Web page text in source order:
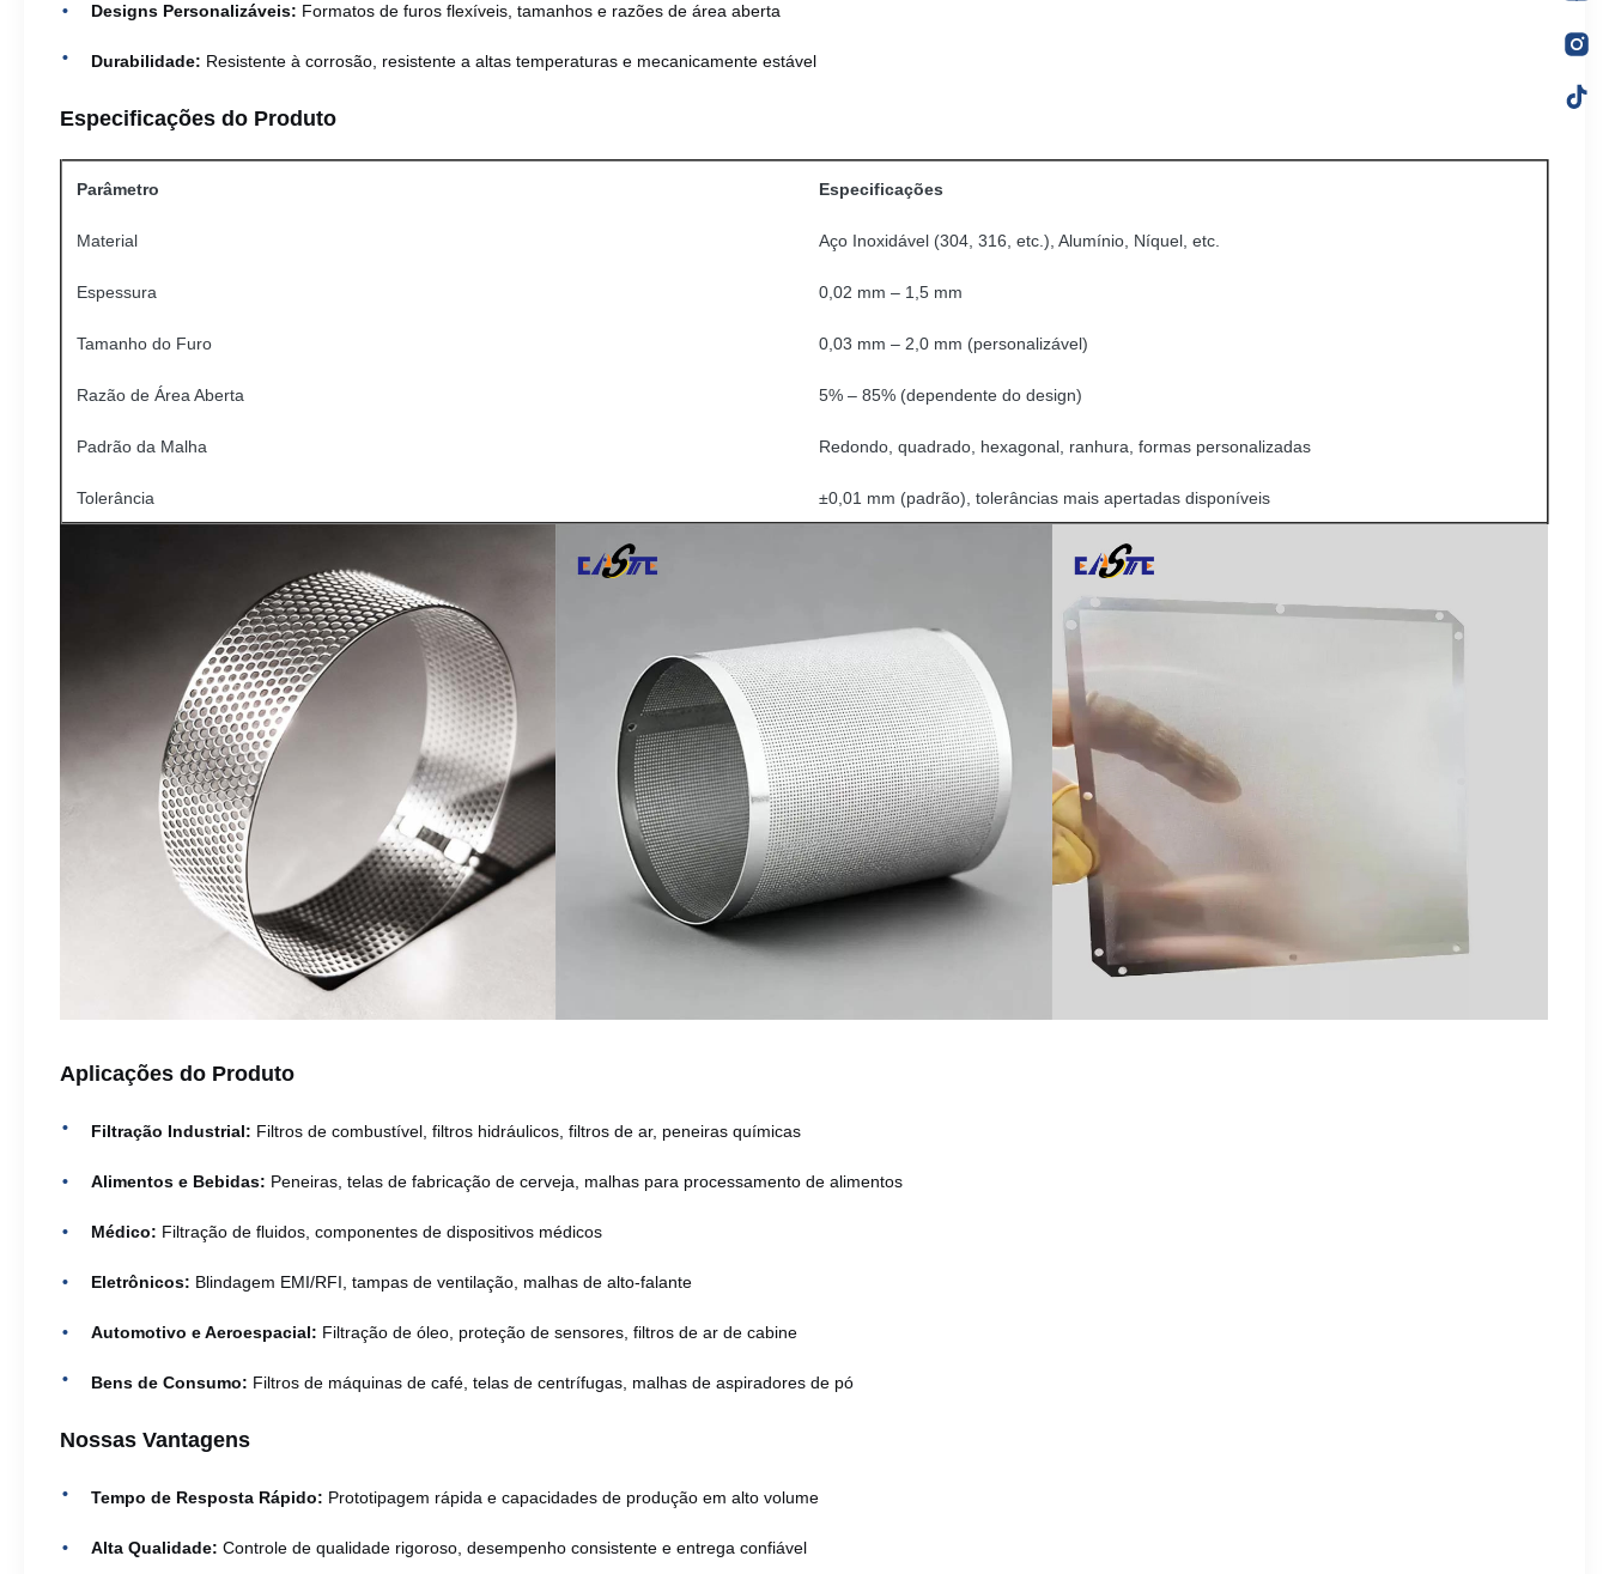
Designs Personalizáveis: Formatos de furos flexíveis, tamanhos e razões de área aberta
Durabilidade: Resistente à corrosão, resistente a altas temperaturas e mecanicamente estável
Especificações do Produto
Parâmetro Especificações
Material Aço Inoxidável (304, 316, etc.), Alumínio, Níquel, etc.
Espessura 0,02 mm – 1,5 mm
Tamanho do Furo 0,03 mm – 2,0 mm (personalizável)
Razão de Área Aberta 5% – 85% (dependente do design)
Padrão da Malha Redondo, quadrado, hexagonal, ranhura, formas personalizadas
Tolerância ±0,01 mm (padrão), tolerâncias mais apertadas disponíveis
Aplicações do Produto
Filtração Industrial: Filtros de combustível, filtros hidráulicos, filtros de ar, peneiras químicas
Alimentos e Bebidas: Peneiras, telas de fabricação de cerveja, malhas para processamento de alimentos
Médico: Filtração de fluidos, componentes de dispositivos médicos
Eletrônicos: Blindagem EMI/RFI, tampas de ventilação, malhas de alto-falante
Automotivo e Aeroespacial: Filtração de óleo, proteção de sensores, filtros de ar de cabine
Bens de Consumo: Filtros de máquinas de café, telas de centrífugas, malhas de aspiradores de pó
Nossas Vantagens
Tempo de Resposta Rápido: Prototipagem rápida e capacidades de produção em alto volume
Alta Qualidade: Controle de qualidade rigoroso, desempenho consistente e entrega confiável